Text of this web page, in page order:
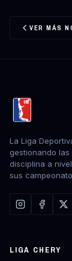
VER MÁS
La Liga
gestionando
disciplina a
sus
LIGA CHERY